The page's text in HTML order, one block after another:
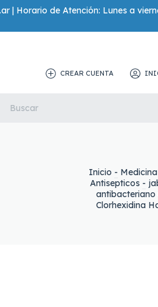
| Horario de Atención: Lunes a
CREAR CUENTA
Para Baño
Inicio - Medicina
Antisepticos -
antibacteriano
Clorhexidina